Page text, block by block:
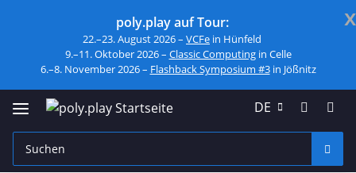
x
poly.play auf Tour:
22.–23. August 2026 – VCFe in Hünfeld
9.–11. Oktober 2026 – Classic Computingin Celle
6.–8. November 2026 – Flashback Symposium #3in Jößnitz
DE